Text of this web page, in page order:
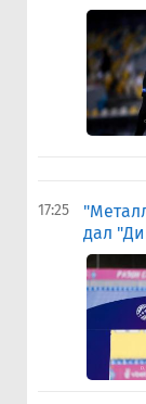
17:25
дал